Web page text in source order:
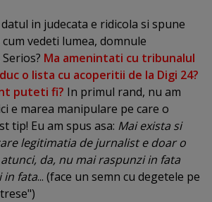
in judecata e ridicola si spune
vedeti lumea, domnule
Ma amenintati cu tribunalul
o lista cu acoperitii de la Digi 24?
puteti fi? In primul rand, nu am
e marea manipulare pe care o
tip! Eu am spus asa: Mai exista si
legitimatia de jurnalist e doar o
da, nu mai raspunzi in fata
in fata... (face un semn cu degetele pe